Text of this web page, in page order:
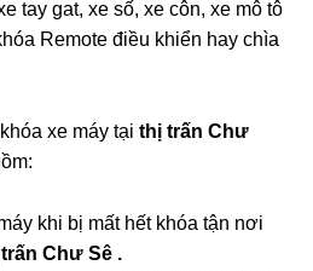
tay gat, xe số, xe côn, xe mô tô
Remote điều khiển hay chìa
xe máy tạithị trấn Chư
khi bị mất hết khóa tận nơi
Chư Sê .